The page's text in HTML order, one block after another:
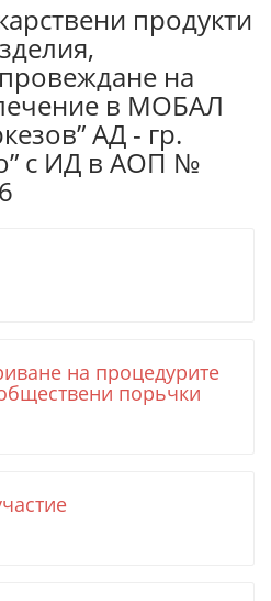
продукти
на
в МОБАЛ
АД - гр.
с ИД в АОП №
на процедурите
порьчки